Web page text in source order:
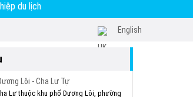
du lịch
English
Lôi - Cha Lư Tự
Lư thuộc khu phố Dương Lôi, phường